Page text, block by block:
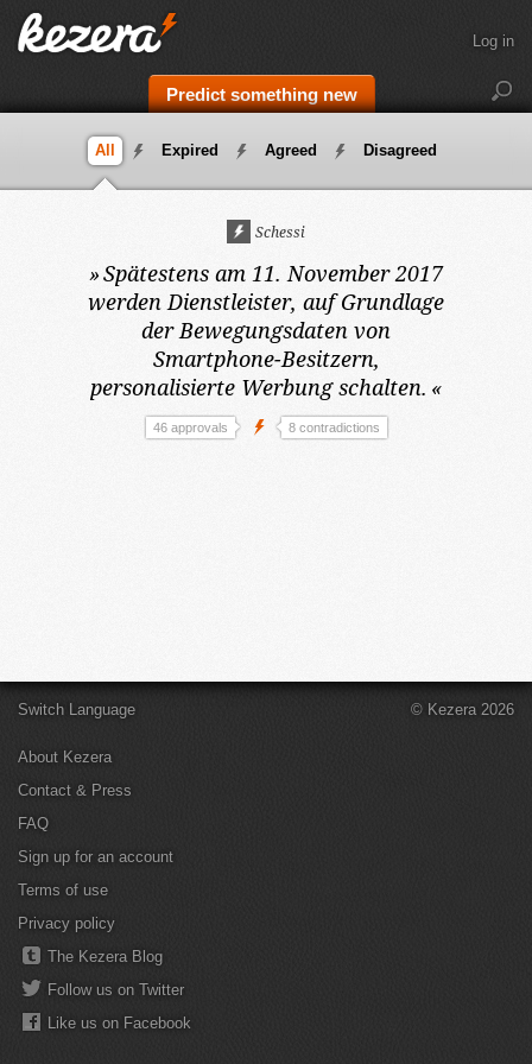
Predict something new
Log in
All Expired Agreed Disagreed
Schessi
»Spätestens am 11. November 2017
werden Dienstleister, auf Grundlage
der Bewegungsdaten von
Smartphone-Besitzern,
personalisierte Werbung schalten. «
46 approvals 8 contradictions
Switch Language
About Kezera
Contact & Press
FAQ
Sign up for an account
Terms of use
Privacy policy
The Kezera Blog
Follow us on Twitter
Like us on Facebook
© Kezera 2026